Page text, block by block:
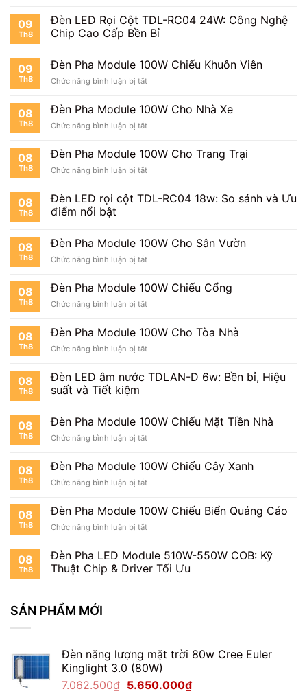
Bệnh
Viện
Pha
Module
100W
Trường
09
Th8
Đèn LED Rọi Cột TDL-RC04 24W: Công Nghệ
Chip Cao Cấp Bền Bỉ
09
Th8
Đèn Pha Module 100W Chiếu Khuôn Viên
Chức năng bình luận bị tắtở
Pha
Module
100W
Khuôn
08
Th8
Đèn Pha Module 100W Cho Nhà Xe
Chức năng bình luận bị tắtở
Pha
Module
100W
Nhà
08
Th8
Đèn Pha Module 100W Cho Trang Trại
Chức năng bình luận bị tắtở
Pha
Module
Trang
08
Th8
Đèn LED rọi cột TDL-RC04 18w: So sánh và Ưu
điểm nổi bật
08
Th8
Đèn Pha Module 100W Cho Sân Vườn
Chức năng bình luận bị tắtở
Pha
Module
100W
Sân
08
Th8
Đèn Pha Module 100W Chiếu Cổng
Chức năng bình luận bị tắtở
Pha
Module
100W
Cổng
08
Th8
Đèn Pha Module 100W Cho Tòa Nhà
Chức năng bình luận bị tắtở
Pha
Module
Tòa
08
Th8
Đèn LED âm nước TDLAN-D 6w: Bền bỉ, Hiệu
suất và Tiết kiệm
08
Th8
Đèn Pha Module 100W Chiếu Mặt Tiền Nhà
Chức năng bình luận bị tắtở
Pha
Module
100W
Mặt
Nhà
08
Th8
Đèn Pha Module 100W Chiếu Cây Xanh
Chức năng bình luận bị tắtở
Pha
Module
100W
Cây
Xanh
08
Th8
Đèn Pha Module 100W Chiếu Biển Quảng Cáo
Chức năng bình luận bị tắtở
Pha
Module
100W
08
Th8
Đèn Pha LED Module 510W-550W COB: Kỹ
Thuật Chip & Driver Tối Ưu
SẢN PHẨM MỚI
Đèn năng lượng mặt trời 80w Cree Euler
Kinglight 3.0 (80W)
7.062.500₫ Giá
5.650.000₫Giá